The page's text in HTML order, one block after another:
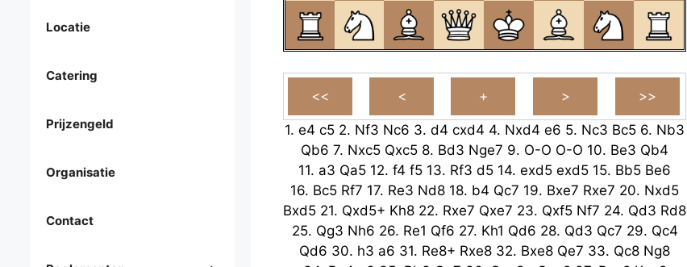
1. e4 c5 2. Nf3 Nc6 3. d4 cxd4 4. Nxd4 e6 5. Nc3 Bc5 6. Nb3
Qb6 7. Nxc5 Qxc5 8. Bd3 Nge7 9. O-O O-O 10. Be3 Qb4
11. a3 Qa5 12. f4 f5 13. Rf3 d5 14. exd5 exd5 15. Bb5 Be6
16. Bc5 Rf7 17. Re3 Nd8 18. b4 Qc7 19. Bxe7 Rxe7 20. Nxd5
Bxd5 21. Qxd5+ Kh8 22. Rxe7 Qxe7 23. Qxf5 Nf7 24. Qd3 Rd8
25. Qg3 Nh6 26. Re1 Qf6 27. Kh1 Qd6 28. Qd3 Qc7 29. Qc4
Qd6 30. h3 a6 31. Re8+ Rxe8 32. Bxe8 Qe7 33. Qc8 Ng8
Locatie
Catering
Prijzengeld
Organisatie
Contact